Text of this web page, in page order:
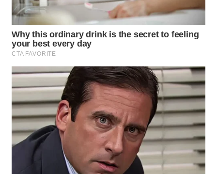
WN
PURWAKARTA
WN
PRIANGAN
TIMUR
WN
SEMARANG
WN
SOLO